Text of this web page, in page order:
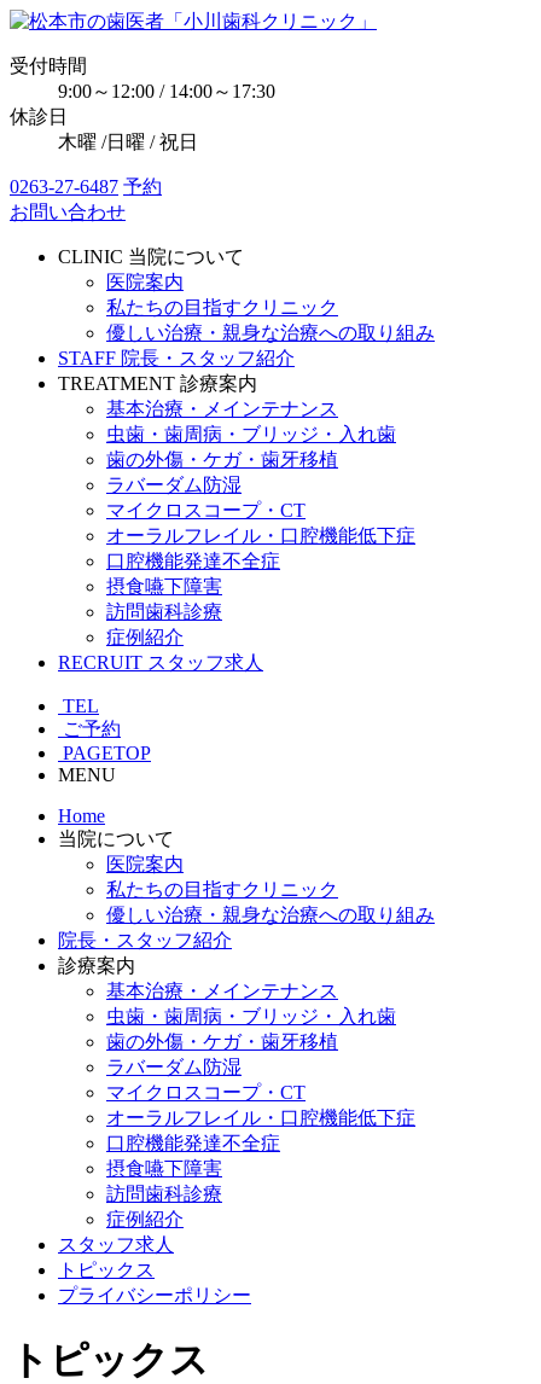
受付時間
9:00～12:00 / 14:00～17:30
休診日
木曜 /日曜 / 祝日
0263-27-6487 予約
お問い合わせ
CLINIC 当院について
医院案内
私たちの目指すクリニック
優しい治療・親身な治療への取り組み
STAFF 院長・スタッフ紹介
TREATMENT 診療案内
基本治療・メインテナンス
虫歯・歯周病・ブリッジ・入れ歯
歯の外傷・ケガ・歯牙移植
ラバーダム防湿
マイクロスコープ・CT
オーラルフレイル・口腔機能低下症
口腔機能発達不全症
摂食嚥下障害
訪問歯科診療
症例紹介
RECRUIT スタッフ求人
TEL
ご予約
PAGETOP
MENU
Home
当院について
医院案内
私たちの目指すクリニック
優しい治療・親身な治療への取り組み
院長・スタッフ紹介
診療案内
基本治療・メインテナンス
虫歯・歯周病・ブリッジ・入れ歯
歯の外傷・ケガ・歯牙移植
ラバーダム防湿
マイクロスコープ・CT
オーラルフレイル・口腔機能低下症
口腔機能発達不全症
摂食嚥下障害
訪問歯科診療
症例紹介
スタッフ求人
トピックス
プライバシーポリシー
トピックス